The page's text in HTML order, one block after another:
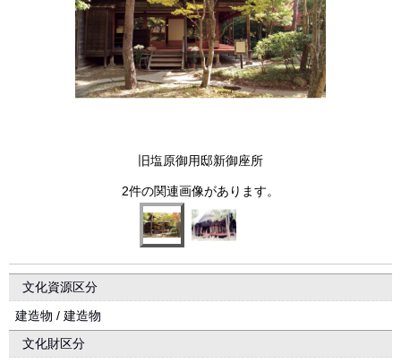
旧塩原御用邸新御座所
2件の関連画像があります。
文化資源区分
建造物 / 建造物
文化財区分